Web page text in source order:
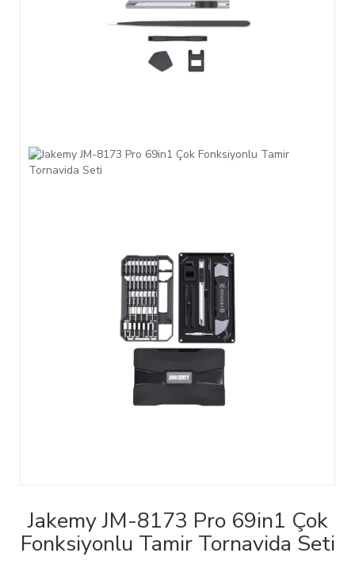
Jakemy JM-8173 Pro 69in1 Çok
Fonksiyonlu Tamir Tornavida Seti